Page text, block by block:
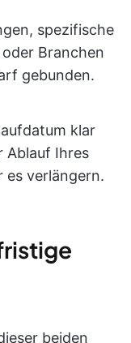
spezifische
Branchen
gebunden.
klar
Ablauf Ihres
es verlängern.
beiden